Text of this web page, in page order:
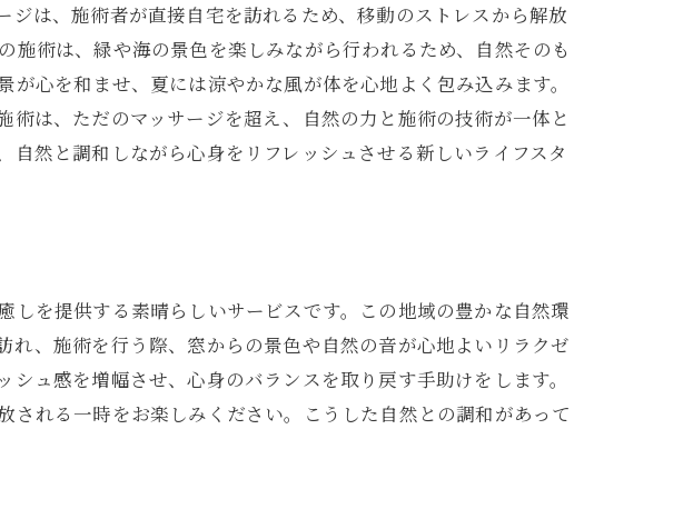
のメリット
人気の理由
奨される理由
と利点
ト
疲労を解消
の魅力
放される
に効く理由
活力を
は、施術者が直接自宅を訪れるため、移動のストレスから解放
術は、緑や海の景色を楽しみながら行われるため、自然そのも
心を和ませ、夏には涼やかな風が体を心地よく包み込みます。
は、ただのマッサージを超え、自然の力と施術の技術が一体と
然と調和しながら心身をリフレッシュさせる新しいライフスタ
を提供する素晴らしいサービスです。この地域の豊かな自然環
、施術を行う際、窓からの景色や自然の音が心地よいリラクゼ
ュ感を増幅させ、心身のバランスを取り戻す手助けをします。
れる一時をお楽しみください。こうした自然との調和があって